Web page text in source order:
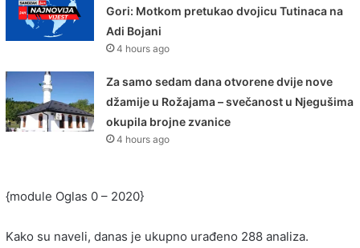
Gori: Motkom pretukao dvojicu Tutinaca na
Adi Bojani
4 hours ago
Za samo sedam dana otvorene dvije nove
džamije u Rožajama – svečanost u Njegušima
okupila brojne zvanice
4 hours ago
{module Oglas 0 – 2020}
Kako su naveli, danas je ukupno urađeno 288 analiza.